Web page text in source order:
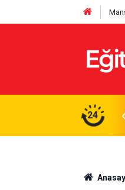
24
Belli Oldu: İki Program